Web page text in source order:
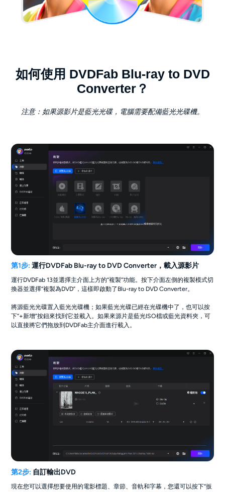
如何使用 DVDFab Blu-ray to DVD
Converter？
注意：如果源影片是藍光光碟，電腦需要配備藍光光碟機。
第1步: 運行DVDFab Blu-ray to DVD Converter，載入源影片
運行DVDFab 13並選擇主介面上方的“複製”功能。按下介面左側的複製模式切
換器並選擇“複製為DVD”，這樣即啟動了Blu-ray to DVD Converter。
將源藍光光碟置入藍光光碟機；如果藍光光碟已經在光碟機中了，也可以按
下“+新增”按鈕來找到它並載入。如果來源片是藍光ISO檔或藍光資料夾，可
以直接將它們拖放到DVDFab主介面進行載入。
第2步: 自訂輸出DVD
現在您可以選擇想要使用的電影標題、章節、音軌和字幕，您還可以按下“扳